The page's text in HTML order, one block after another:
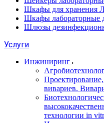
Шкафы для хранения
Шкафы лабораторные
Шлюзы
Услуги
Инжиниринг
вивариев.
технологии in